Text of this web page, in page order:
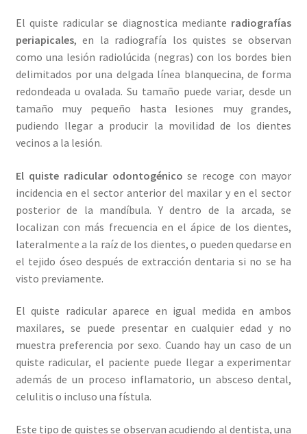
El quiste radicular se diagnostica mediante radiografías
periapicales, en la radiografía los quistes se observan
como una lesión radiolúcida (negras) con los bordes bien
delimitados por una delgada línea blanquecina, de forma
redondeada u ovalada. Su tamaño puede variar, desde un
tamaño muy pequeño hasta lesiones muy grandes,
pudiendo llegar a producir la movilidad de los dientes
vecinos a la lesión.
El quiste radicular odontogénico se recoge con mayor
incidencia en el sector anterior del maxilar y en el sector
posterior de la mandíbula. Y dentro de la arcada, se
localizan con más frecuencia en el ápice de los dientes,
lateralmente a la raíz de los dientes, o pueden quedarse en
el tejido óseo después de extracción dentaria si no se ha
visto previamente.
El quiste radicular aparece en igual medida en ambos
maxilares, se puede presentar en cualquier edad y no
muestra preferencia por sexo. Cuando hay un caso de un
quiste radicular, el paciente puede llegar a experimentar
además de un proceso inflamatorio, un absceso dental,
celulitis o incluso una fístula.
Este tipo de quistes se observan acudiendo al dentista, una